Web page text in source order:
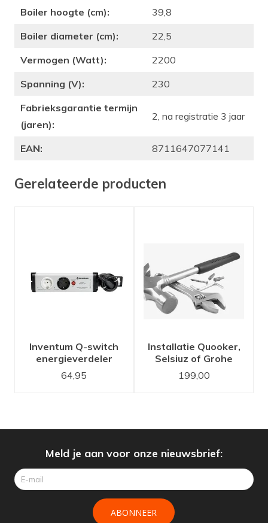
Boiler hoogte (cm):
39,8
Boiler diameter (cm):
22,5
Vermogen (Watt):
2200
Spanning (V):
230
Fabrieksgarantie termijn
(jaren):
2, na registratie 3 jaar
EAN: 8711647077141
Gerelateerde producten
Inventum Q-switch
energieverdeler
64,95
Installatie Quooker,
Selsiuz of Grohe
kokend water kraan
set
199,00
Meld je aan voor onze nieuwsbrief:
ABONNEER